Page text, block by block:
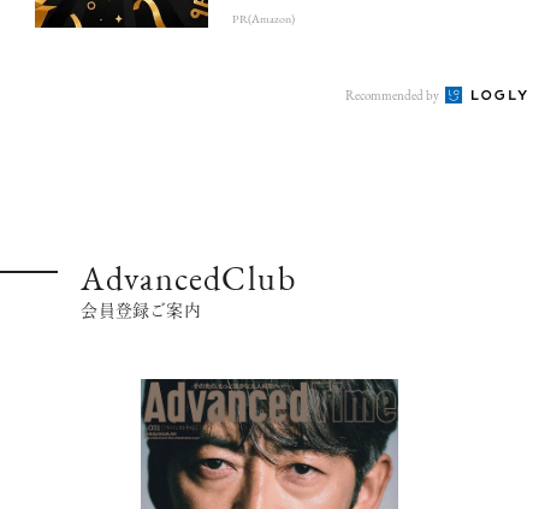
PR(Amazon)
Recommended by
AdvancedClub
会員登録ご案内